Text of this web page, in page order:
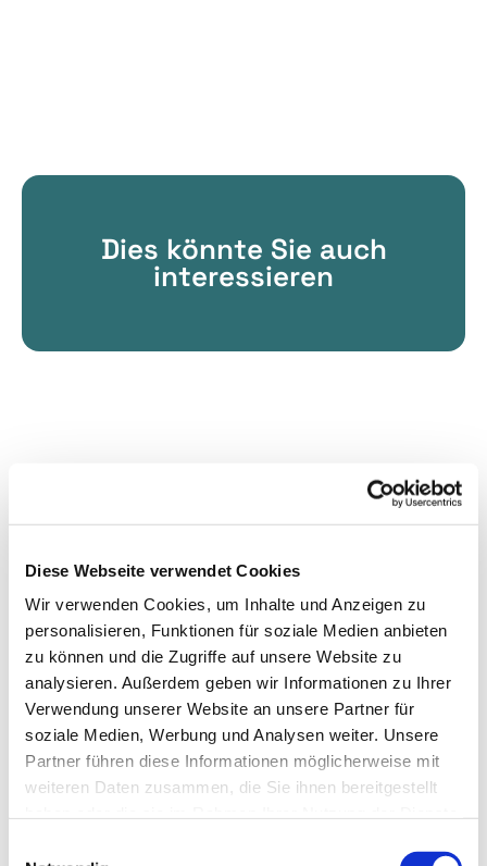
Diese Webseite verwendet Cookies
Wir verwenden Cookies, um Inhalte und Anzeigen zu
personalisieren, Funktionen für soziale Medien anbieten
zu können und die Zugriffe auf unsere Website zu
analysieren. Außerdem geben wir Informationen zu Ihrer
Verwendung unserer Website an unsere Partner für
soziale Medien, Werbung und Analysen weiter. Unsere
Partner führen diese Informationen möglicherweise mit
weiteren Daten zusammen, die Sie ihnen bereitgestellt
Dies könnte Sie auch
interessieren